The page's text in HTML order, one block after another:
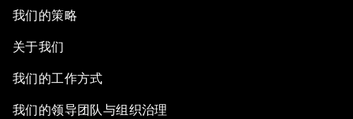
我们的策略
关于我们
我们的工作方式
我们的领导团队与组织治理